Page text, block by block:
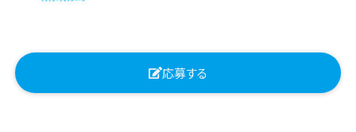
応募する